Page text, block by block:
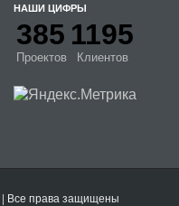
НАШИ ЦИФРЫ
385
Проектов
1195
Клиентов
| Все права защищены